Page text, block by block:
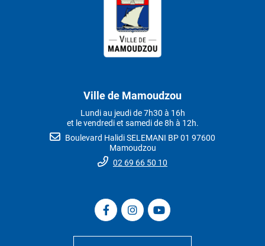
Ville de Mamoudzou
Lundi au jeudi de 7h30 à 16h
et le vendredi et samedi de 8h à 12h.
Boulevard Halidi SELEMANI BP 01 97600
Mamoudzou
02 69 66 50 10